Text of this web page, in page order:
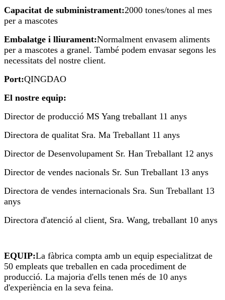
Capacitat de subministrament:2000 tones/tones al mes
per a mascotes
Embalatge i lliurament:Normalment envasem aliments
per a mascotes a granel. També podem envasar segons les
necessitats del nostre client.
Port:QINGDAO
El nostre equip:
Director de producció MS Yang treballant 11 anys
Directora de qualitat Sra. Ma Treballant 11 anys
Director de Desenvolupament Sr. Han Treballant 12 anys
Director de vendes nacionals Sr. Sun Treballant 13 anys
Directora de vendes internacionals Sra. Sun Treballant 13
anys
Directora d'atenció al client, Sra. Wang, treballant 10 anys
EQUIP:La fàbrica compta amb un equip especialitzat de
50 empleats que treballen en cada procediment de
producció. La majoria d'ells tenen més de 10 anys
d'experiència en la seva feina.